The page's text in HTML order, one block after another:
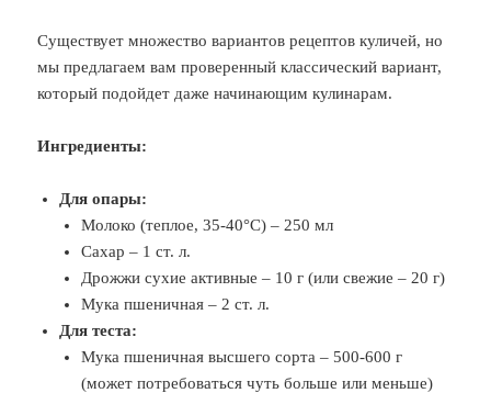
Существует множество вариантов рецептов куличей, но
мы предлагаем вам проверенный классический вариант,
который подойдет даже начинающим кулинарам.
Ингредиенты:
Для опары:
Молоко (теплое, 35-40°C) – 250 мл
Сахар – 1 ст. л.
Дрожжи сухие активные – 10 г (или свежие – 20 г)
Мука пшеничная – 2 ст. л.
Для теста:
Мука пшеничная высшего сорта – 500-600 г
(может потребоваться чуть больше или меньше)